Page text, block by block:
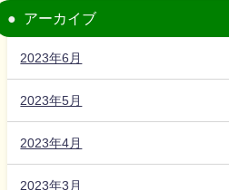
アーカイブ
2023年6月
2023年5月
2023年4月
2023年3月